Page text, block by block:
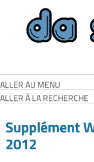
ALLER AU MENU
ALLER À LA RECHERCHE
Supplément
2012